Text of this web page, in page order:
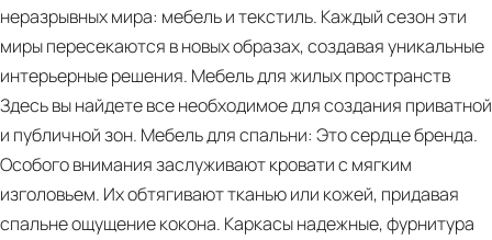
неразрывных мира: мебель и текстиль. Каждый сезон эти
миры пересекаются в новых образах, создавая уникальные
интерьерные решения. Мебель для жилых пространств
Здесь вы найдете все необходимое для создания приватной
и публичной зон. Мебель для спальни: Это сердце бренда.
Особого внимания заслуживают кровати с мягким
изголовьем. Их обтягивают тканью или кожей, придавая
спальне ощущение кокона. Каркасы надежные, фурнитура